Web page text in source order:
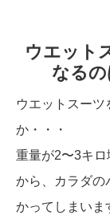
ウエット
なる
ウエットスーツ
か・・・
重量が2〜3キロ
から、カラダの
かってしまいま